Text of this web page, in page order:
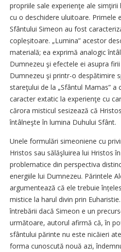
propriile sale experienţe ale simţirii
cu o deschidere uluitoare. Primele
Sfântului Simeon au fost
copleși­toare. „Lumina” acestor
materială; ea exprimă analogic
Dumnezeu şi efectele ei asupra
Dumnezeu şi printr-o despătimire
stareţului de la „Sfântul Mamas” a
caracter extatic la experienţe cu
cărora misticul sesizează că
întâlneşte în lumina Duhului Sfânt.
Unele formulări simeoniene cu
Hristos sau sălăşluirea lui Hristos
problematice din perspectiva
energiile lui Dumnezeu. Părintele
argumentează că ele trebuie
mistice la harul divin prin
întrebării dacă Simeon e un
următoare, autorul afirmă că, în
sfântului părinte nu este nicăieri
forma cunoscută nouă azi,